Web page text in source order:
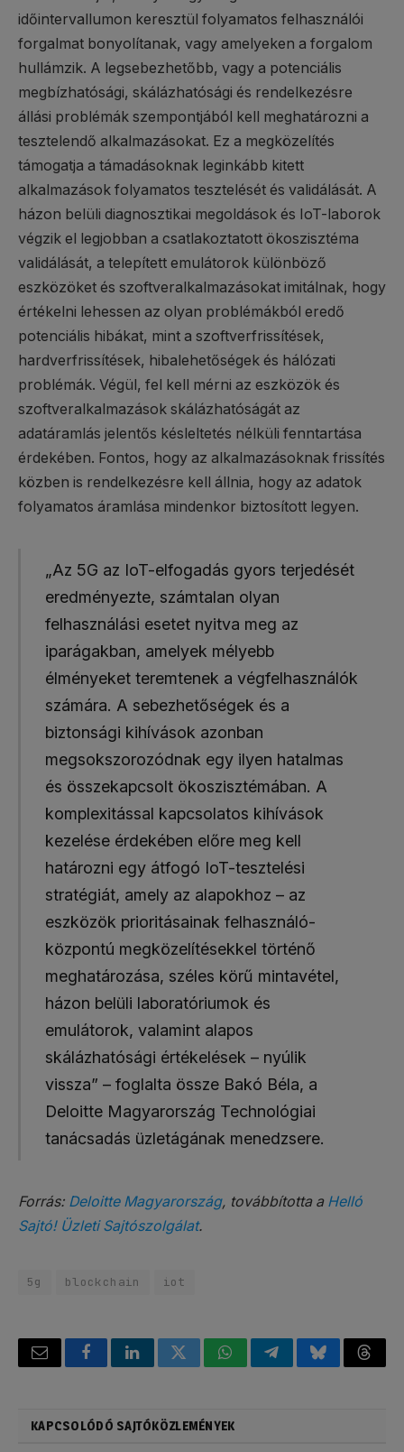
időintervallumon keresztül folyamatos felhasználói
forgalmat bonyolítanak, vagy amelyeken a forgalom
hullámzik. A legsebezhetőbb, vagy a potenciális
megbízhatósági, skálázhatósági és rendelkezésre
állási problémák szempontjából kell meghatározni a
tesztelendő alkalmazásokat. Ez a megközelítés
támogatja a támadásoknak leginkább kitett
alkalmazások folyamatos tesztelését és validálását. A
házon belüli diagnosztikai megoldások és IoT-laborok
végzik el legjobban a csatlakoztatott ökoszisztéma
validálását, a telepített emulátorok különböző
eszközöket és szoftveralkalmazásokat imitálnak, hogy
értékelni lehessen az olyan problémákból eredő
potenciális hibákat, mint a szoftverfrissítések,
hardverfrissítések, hibalehetőségek és hálózati
problémák. Végül, fel kell mérni az eszközök és
szoftveralkalmazások skálázhatóságát az
adatáramlás jelentős késleltetés nélküli fenntartása
érdekében. Fontos, hogy az alkalmazásoknak frissítés
közben is rendelkezésre kell állnia, hogy az adatok
folyamatos áramlása mindenkor biztosított legyen.
„Az 5G az IoT-elfogadás gyors terjedését
eredményezte, számtalan olyan
felhasználási esetet nyitva meg az
iparágakban, amelyek mélyebb
élményeket teremtenek a végfelhasználók
számára. A sebezhetőségek és a
biztonsági kihívások azonban
megsokszorozódnak egy ilyen hatalmas
és összekapcsolt ökoszisztémában. A
komplexitással kapcsolatos kihívások
kezelése érdekében előre meg kell
határozni egy átfogó IoT-tesztelési
stratégiát, amely az alapokhoz – az
eszközök prioritásainak felhasználó-
központú megközelítésekkel történő
meghatározása, széles körű mintavétel,
házon belüli laboratóriumok és
emulátorok, valamint alapos
skálázhatósági értékelések – nyúlik
vissza” – foglalta össze Bakó Béla, a
Deloitte Magyarország Technológiai
tanácsadás üzletágának menedzsere.
Forrás: Deloitte Magyarország, továbbította a Helló
Sajtó! Üzleti Sajtószolgálat.
5g blockchain iot
Email FacebookLinkedInTwitterWhatsAppTelegramBluesky
KAPCSOLÓDÓ SAJTÓKÖZLEMÉNYEK